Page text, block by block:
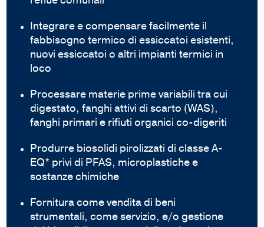
Integrare e compensare facilmente il
fabbisogno termico di essiccatoi esistenti,
nuovi essiccatoi o altri impianti termici in
loco
Processare materie prime variabili tra cui
digestato, fanghi attivi di scarto (WAS),
fanghi primari e rifiuti organici co-digeriti
Produrre biosolidi pirolizzati di classe A-
EQ* privi di PFAS, microplastiche e
sostanze chimiche
Fornitura come vendita di beni
strumentali, come servizio, e/o gestione